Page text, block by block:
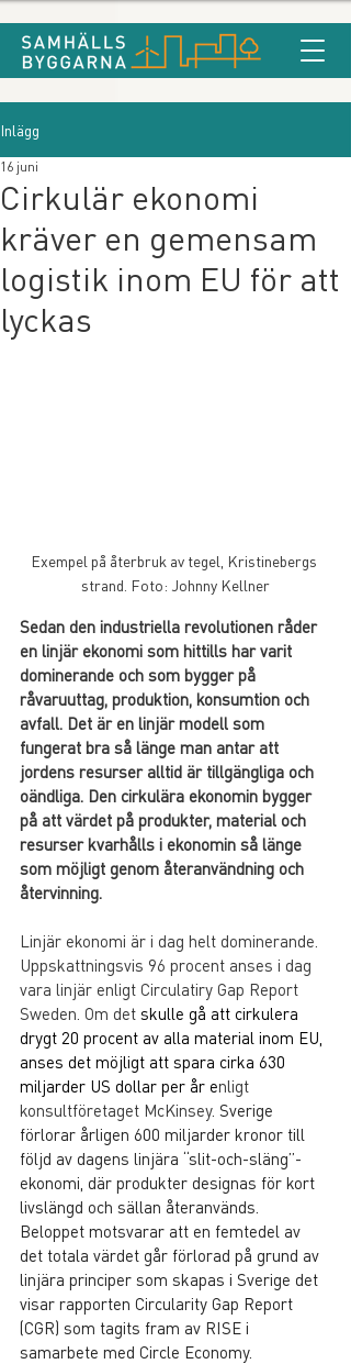
Inlägg
Cirkulär ekonomi
kräver en gemensam
logistik inom EU för att
lyckas
16 juni
Exempel på återbruk av tegel, Kristinebergs
strand. Foto: Johnny Kellner
Sedan den industriella revolutionen råder
en linjär ekonomi som hittills har varit
dominerande och som bygger på
råvaruuttag, produktion, konsumtion och
avfall. Det är en linjär modell som
fungerat bra så länge man antar att
jordens resurser alltid är tillgängliga och
oändliga. Den cirkulära ekonomin bygger
på att värdet på produkter, material och
resurser kvarhålls i ekonomin så länge
som möjligt genom återanvändning och
återvinning.
Linjär ekonomi är i dag helt dominerande.
Uppskattningsvis 96 procent anses i dag
vara linjär enligt Circulatiry Gap Report
Sweden. Om det skulle gå att cirkulera
drygt 20 procent av alla material inom EU,
anses det möjligt att spara cirka 630
miljarder US dollar per år enligt
konsultföretaget McKinsey. Sverige
förlorar årligen 600 miljarder kronor till
följd av dagens linjära “slit-och-släng”-
ekonomi, där produkter designas för kort
livslängd och sällan återanvänds.
Beloppet motsvarar att en femtedel av
det totala värdet går förlorad på grund av
linjära principer som skapas i Sverige det
visar rapporten Circularity Gap Report
(CGR) som tagits fram av RISE i
samarbete med Circle Economy.